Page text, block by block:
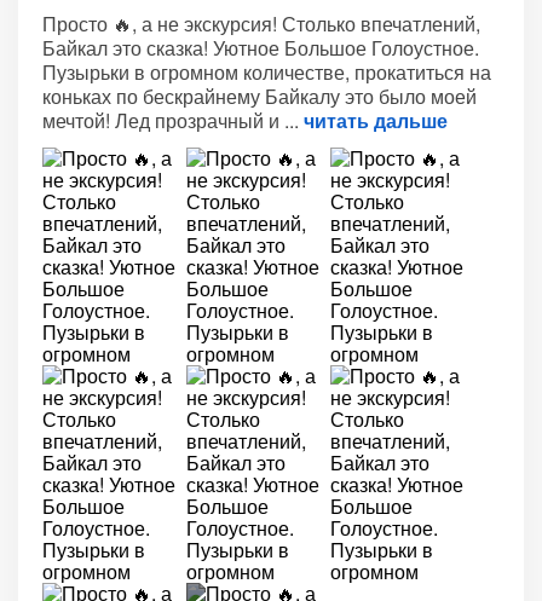
Просто 🔥, а не экскурсия! Столько впечатлений,
Байкал это сказка! Уютное Большое Голоустное.
Пузырьки в огромном количестве, прокатиться на
коньках по бескрайнему Байкалу это было моей
мечтой! Лед прозрачный и
читать дальше